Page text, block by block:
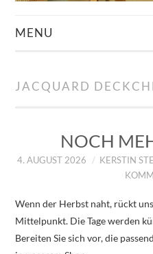
MENU
ÜBER UNS
JACQUARD
NOCH
4. AUGUST 2026 KERSTIN
Wenn der Herbst naht, rückt
Mittelpunkt. Die Tage werden
Bereiten Sie sich vor, die